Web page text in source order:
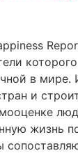
в мире.
и
жизнь